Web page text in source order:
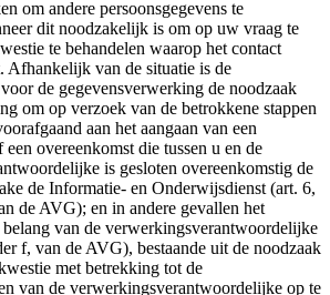
om andere persoonsgegevens te
dit noodzakelijk is om op uw vraag te
te behandelen waarop het contact
Afhankelijk van de situatie is de
de gegevensverwerking de noodzaak
om op verzoek van de betrokkene stappen
aan het aangaan van een
overeenkomst die tussen u en de
is gesloten overeenkomstig de
de Informatie- en Onderwijsdienst (art. 6,
de AVG); en in andere gevallen het
belang van de verwerkingsverantwoordelijke
f, van de AVG), bestaande uit de noodzaak
met betrekking tot de
van de verwerkingsverantwoordelijke op te